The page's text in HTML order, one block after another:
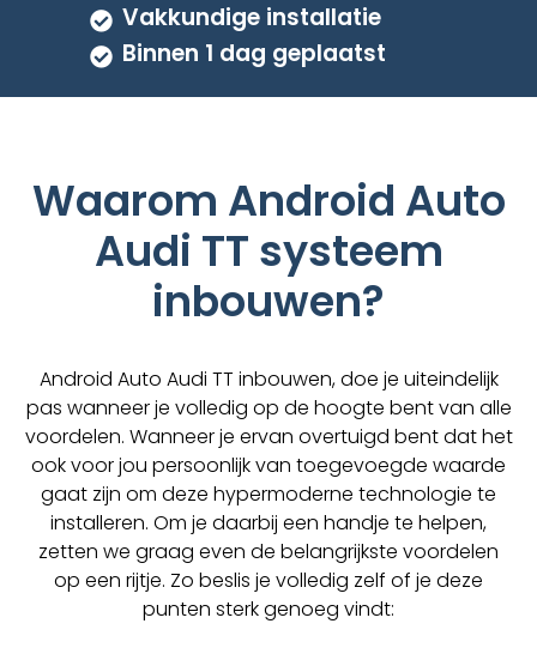
Vakkundige installatie
Binnen 1 dag geplaatst
Waarom Android Auto
Audi TT systeem
inbouwen?
Android Auto Audi TT inbouwen, doe je uiteindelijk
pas wanneer je volledig op de hoogte bent van alle
voordelen. Wanneer je ervan overtuigd bent dat het
ook voor jou persoonlijk van toegevoegde waarde
gaat zijn om deze hypermoderne technologie te
installeren. Om je daarbij een handje te helpen,
zetten we graag even de belangrijkste voordelen
op een rijtje. Zo beslis je volledig zelf of je deze
punten sterk genoeg vindt: